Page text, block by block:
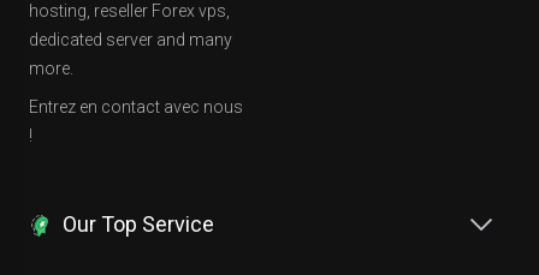
hosting, reseller Forex vps,
dedicated server and many
more.
Entrez en contact avec nous
!
Our Top Service